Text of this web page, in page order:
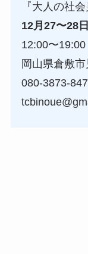
『大人の社会
12月27〜28日
12:00〜19:00
岡山県倉敷
080-3873-